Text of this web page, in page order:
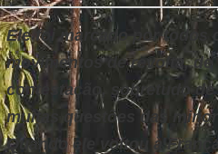
Ele foi marcado por todos
movimentos de revolta, de
contestação, sobretudo de
muitas questões das
Quando ele voltou à